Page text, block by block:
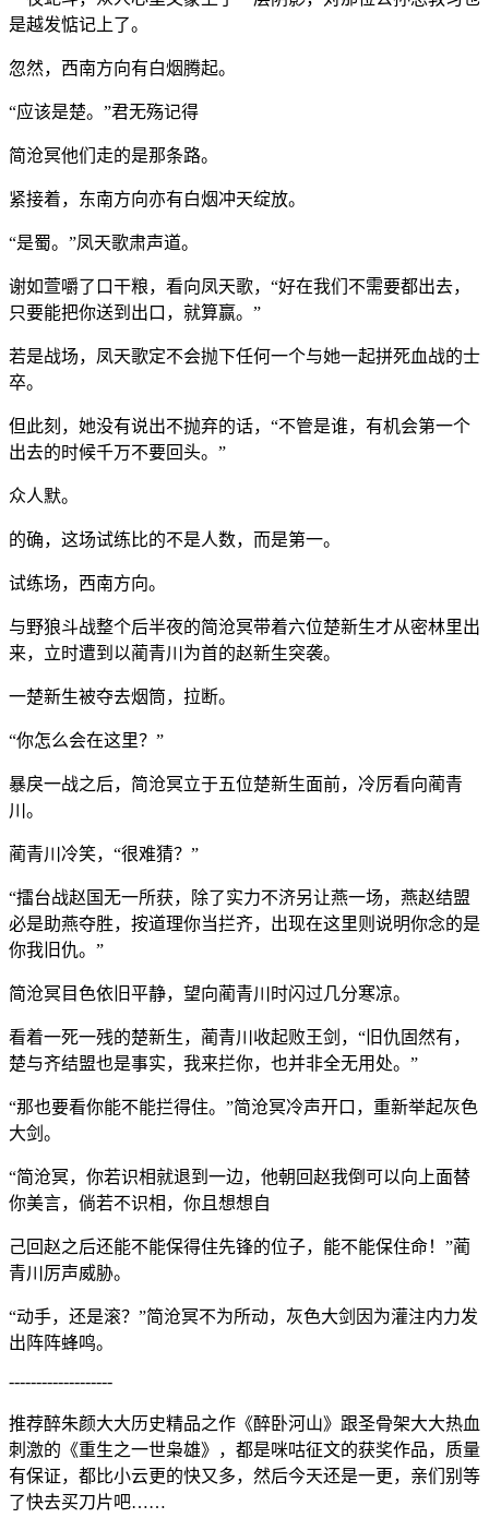
是越发惦记上了。
忽然，西南方向有白烟腾起。
“应该是楚。”君无殇记得
简沧冥他们走的是那条路。
紧接着，东南方向亦有白烟冲天绽放。
“是蜀。”凤天歌肃声道。
谢如萱嚼了口干粮，看向凤天歌，“好在我们不需要都出去，
只要能把你送到出口，就算赢。”
若是战场，凤天歌定不会抛下任何一个与她一起拼死血战的士
卒。
但此刻，她没有说出不抛弃的话，“不管是谁，有机会第一个
出去的时候千万不要回头。”
众人默。
的确，这场试练比的不是人数，而是第一。
试练场，西南方向。
与野狼斗战整个后半夜的简沧冥带着六位楚新生才从密林里出
来，立时遭到以蔺青川为首的赵新生突袭。
一楚新生被夺去烟筒，拉断。
“你怎么会在这里？”
暴戾一战之后，简沧冥立于五位楚新生面前，冷厉看向蔺青
川。
蔺青川冷笑，“很难猜？”
“擂台战赵国无一所获，除了实力不济另让燕一场，燕赵结盟
必是助燕夺胜，按道理你当拦齐，出现在这里则说明你念的是
你我旧仇。”
简沧冥目色依旧平静，望向蔺青川时闪过几分寒凉。
看着一死一残的楚新生，蔺青川收起败王剑，“旧仇固然有，
楚与齐结盟也是事实，我来拦你，也并非全无用处。”
“那也要看你能不能拦得住。”简沧冥冷声开口，重新举起灰色
大剑。
“简沧冥，你若识相就退到一边，他朝回赵我倒可以向上面替
你美言，倘若不识相，你且想想自
己回赵之后还能不能保得住先锋的位子，能不能保住命！”蔺
青川厉声威胁。
“动手，还是滚？”简沧冥不为所动，灰色大剑因为灌注内力发
出阵阵蜂鸣。
-------------------
推荐醉朱颜大大历史精品之作《醉卧河山》跟圣骨架大大热血
刺激的《重生之一世枭雄》，都是咪咕征文的获奖作品，质量
有保证，都比小云更的快又多，然后今天还是一更，亲们别等
了快去买刀片吧……